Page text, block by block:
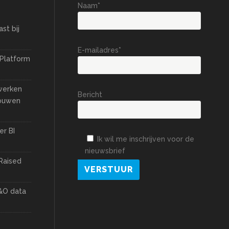
bij
BI
data
Naam*
E-mailadres*
Bericht
Ik wil me inschrijven voor de
nieuwsbrief